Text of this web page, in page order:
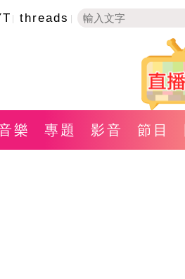
threads
樂 專題 影音 節目